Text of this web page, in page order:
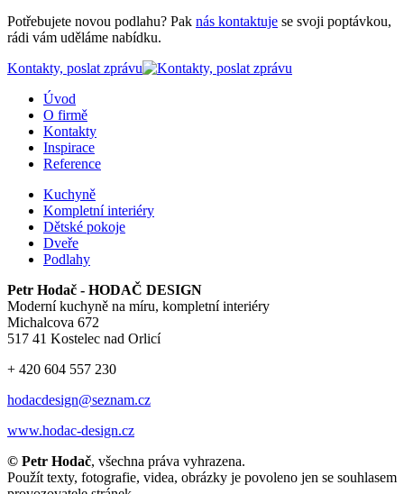
Potřebujete novou podlahu? Pak nás kontaktuje se svoji poptávkou,
rádi vám uděláme nabídku.
Kontakty, poslat zprávu
Úvod
O firmě
Kontakty
Inspirace
Reference
Kuchyně
Kompletní interiéry
Dětské pokoje
Dveře
Podlahy
Petr Hodač - HODAČ DESIGN
Moderní kuchyně na míru, kompletní interiéry
Michalcova 672
517 41 Kostelec nad Orlicí
+ 420 604 557 230
hodacdesign@seznam.cz
www.hodac-design.cz
© Petr Hodač, všechna práva vyhrazena.
Použít texty, fotografie, videa, obrázky je povoleno jen se souhlasem